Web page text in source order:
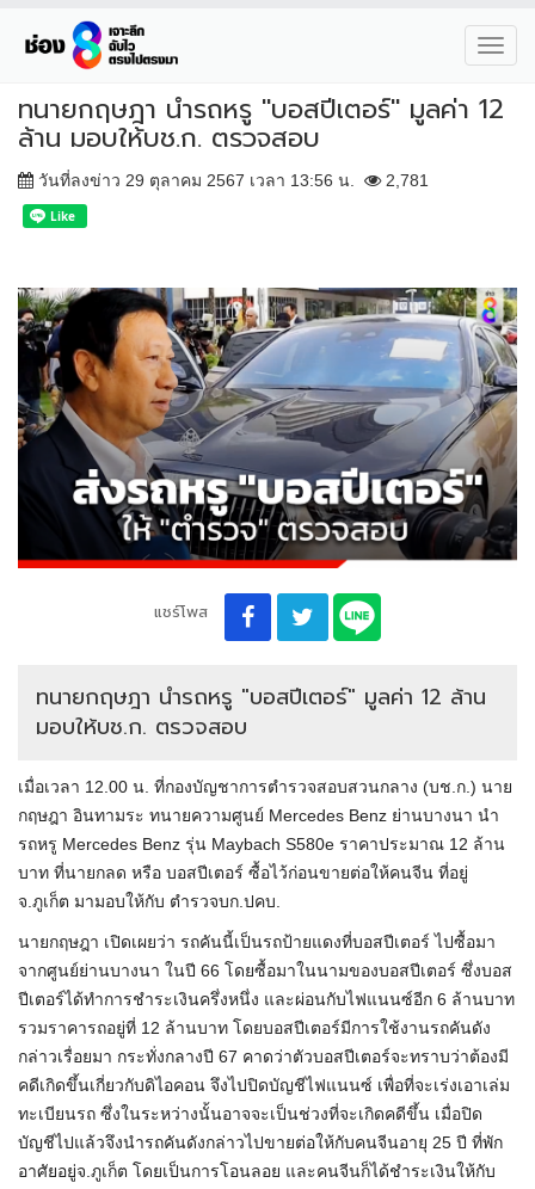
ทนายกฤษฎา นำรถหรู "บอสปีเตอร์" มูลค่า 12
ล้าน มอบให้บช.ก. ตรวจสอบ
วันที่ลงข่าว 29 ตุลาคม 2567 เวลา 13:56 น. 2,781
แชร์โพส
ทนายกฤษฎา นำรถหรู "บอสปีเตอร์" มูลค่า 12 ล้าน
มอบให้บช.ก. ตรวจสอบ
เมื่อเวลา 12.00 น. ที่กองบัญชาการตำรวจสอบสวนกลาง (บช.ก.) นาย
กฤษฎา อินทามระ ทนายความศูนย์ Mercedes Benz ย่านบางนา นำ
รถหรู Mercedes Benz รุ่น Maybach S580e ราคาประมาณ 12 ล้าน
บาท ที่นายกลด หรือ บอสปีเตอร์ ซื้อไว้ก่อนขายต่อให้คนจีน ที่อยู่
จ.ภูเก็ต มามอบให้กับ ตำรวจบก.ปคบ.
นายกฤษฎา เปิดเผยว่า รถคันนี้เป็นรถป้ายแดงที่บอสปีเตอร์ ไปซื้อมา
จากศูนย์ย่านบางนา ในปี 66 โดยซื้อมาในนามของบอสปีเตอร์ ซึ่งบอส
ปีเตอร์ได้ทำการชำระเงินครึ่งหนึ่ง และผ่อนกับไฟแนนซ์อีก 6 ล้านบาท
รวมราคารถอยู่ที่ 12 ล้านบาท โดยบอสปีเตอร์มีการใช้งานรถคันดัง
กล่าวเรื่อยมา กระทั่งกลางปี 67 คาดว่าตัวบอสปีเตอร์จะทราบว่าต้องมี
คดีเกิดขึ้นเกี่ยวกับดิไอคอน จึงไปปิดบัญชีไฟแนนซ์ เพื่อที่จะเร่งเอาเล่ม
ทะเบียนรถ ซึ่งในระหว่างนั้นอาจจะเป็นช่วงที่จะเกิดคดีขึ้น เมื่อปิด
บัญชีไปแล้วจึงนำรถคันดังกล่าวไปขายต่อให้กับคนจีนอายุ 25 ปี ที่พัก
อาศัยอยู่จ.ภูเก็ต โดยเป็นการโอนลอย และคนจีนก็ได้ชำระเงินให้กับ